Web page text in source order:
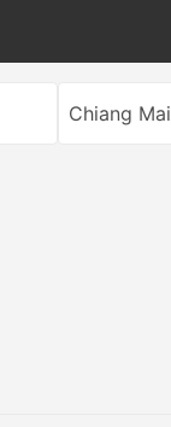
Chiang Mai